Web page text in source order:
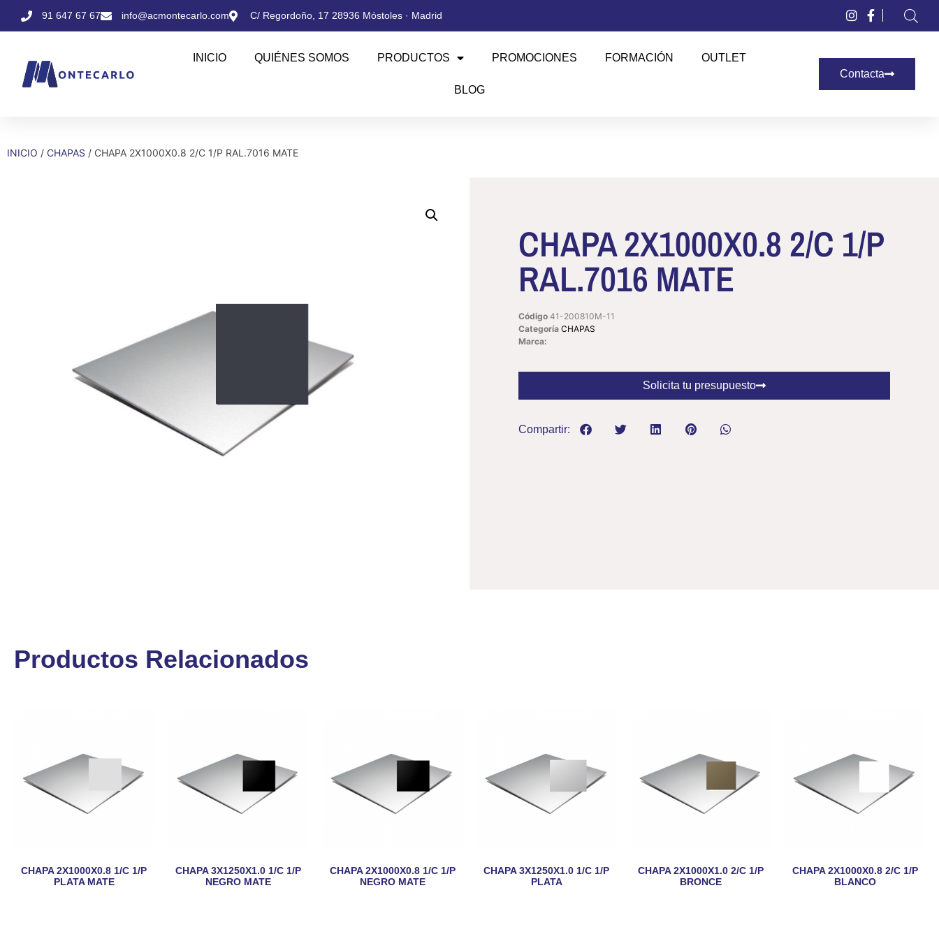
91 647 67 67 info@acmontecarlo.com C/ Regordoño, 17 28936 Móstoles · Madrid
INICIO QUIÉNES SOMOS PRODUCTOS PROMOCIONES FORMACIÓN OUTLET
BLOG
Contacta
INICIO / CHAPAS / CHAPA 2X1000X0.8 2/C 1/P RAL.7016 MATE
CHAPA 2X1000X0.8 2/C 1/P
RAL.7016 MATE
Código 41-200810M-11
Categoría CHAPAS
Marca:
Solicita tu presupuesto
Compartir:
Productos Relacionados
CHAPA 2X1000X0.8 1/C 1/P
PLATA MATE
CHAPA 3X1250X1.0 1/C 1/P
NEGRO MATE
CHAPA 2X1000X0.8 1/C 1/P
NEGRO MATE
CHAPA 3X1250X1.0 1/C 1/P
PLATA
CHAPA 2X1000X1.0 2/C 1/P
BRONCE
CHAPA 2X1000X0.8 2/C 1/P
BLANCO